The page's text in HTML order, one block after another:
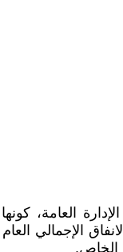
العامة،
العمومية حوالي 32-
الخاص.